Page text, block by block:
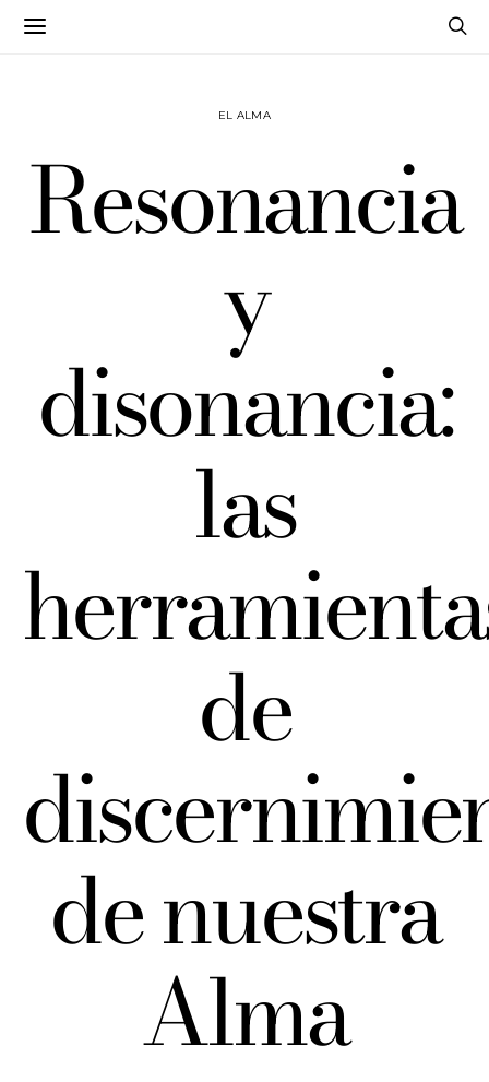
EL ALMA
Resonancia
y
disonancia:
las
de
de nuestra
Alma